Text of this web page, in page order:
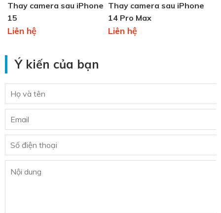
Thay camera sau iPhone
15
Liên hệ
Thay camera sau iPhone
14 Pro Max
Liên hệ
Ý kiến của bạn